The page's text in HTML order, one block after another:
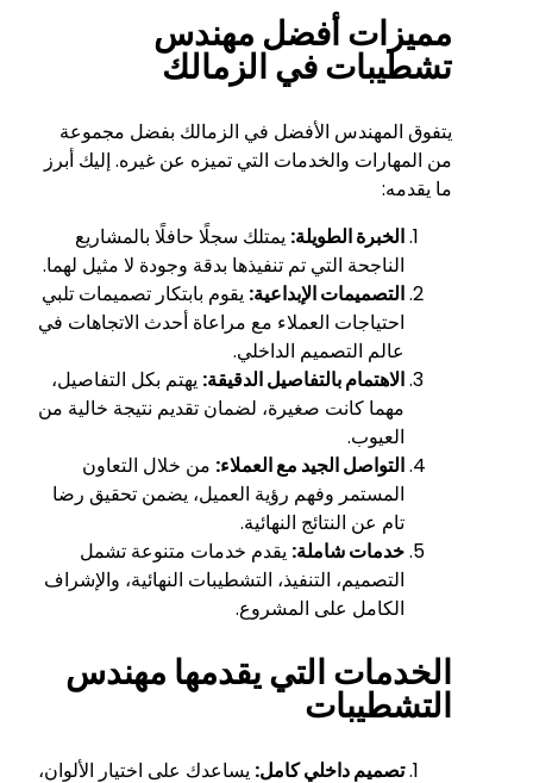
مميزات أفضل مهندس
تشطيبات في الزمالك
يتفوق المهندس الأفضل في الزمالك بفضل مجموعة
من المهارات والخدمات التي تميزه عن غيره. إليك أبرز
ما يقدمه:
الخبرة الطويلة: يمتلك سجلًا حافلًا بالمشاريع
الناجحة التي تم تنفيذها بدقة وجودة لا مثيل لهما.
التصميمات الإبداعية: يقوم بابتكار تصميمات تلبي
احتياجات العملاء مع مراعاة أحدث الاتجاهات في
عالم التصميم الداخلي.
الاهتمام بالتفاصيل الدقيقة: يهتم بكل التفاصيل،
مهما كانت صغيرة، لضمان تقديم نتيجة خالية من
العيوب.
التواصل الجيد مع العملاء: من خلال التعاون
المستمر وفهم رؤية العميل، يضمن تحقيق رضا
تام عن النتائج النهائية.
خدمات شاملة: يقدم خدمات متنوعة تشمل
التصميم، التنفيذ، التشطيبات النهائية، والإشراف
الكامل على المشروع.
الخدمات التي يقدمها مهندس
التشطيبات
تصميم داخلي كامل: يساعدك على اختيار الألوان،